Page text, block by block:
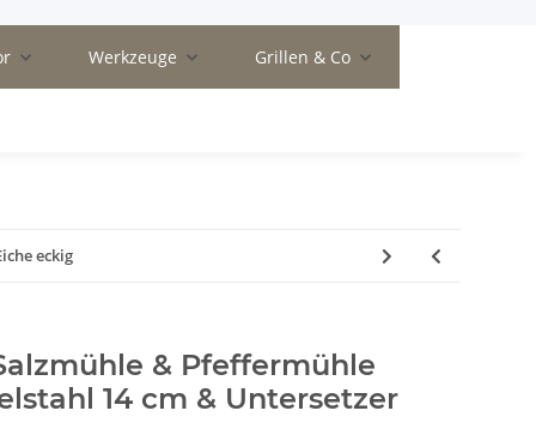
Werkzeuge Grillen & Co
eckig
& Pfeffermühle
14 cm & Untersetzer